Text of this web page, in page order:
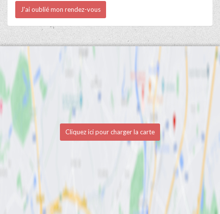
J'ai oublié mon rendez-vous
Cliquez ici pour charger la carte